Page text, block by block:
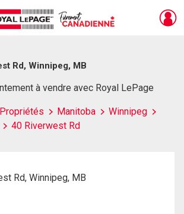
Rd, Winnipeg, MB
à vendre avec Royal LePage
Propriétés Manitoba
Winnipeg
40 Riverwest Rd